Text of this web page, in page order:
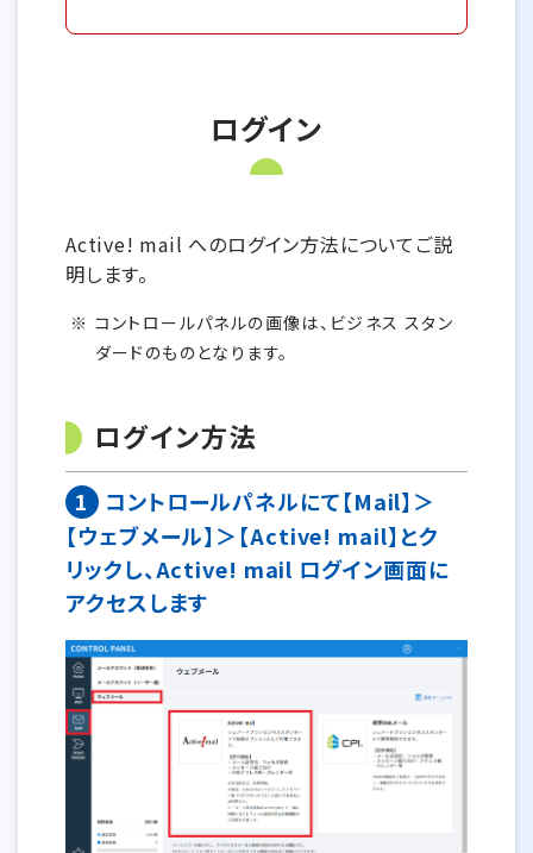
ログイン
Active! mail へのログイン方法についてご説
明します。
コントロールパネルの画像は、ビジネス スタン
ダードのものとなります。
ログイン方法
1
コントロールパネルにて【Mail】＞
【ウェブメール】＞【Active! mail】とク
リックし、Active! mail ログイン画面に
アクセスします